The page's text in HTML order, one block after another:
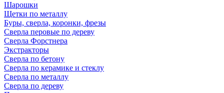
Шарошки
Щетки по металлу
Буры, сверла, коронки, фрезы
Сверла перовые по дереву
Сверла Форстнера
Экстракторы
Сверла по бетону
Сверла по керамике и стеклу
Сверла по металлу
Сверла по дереву